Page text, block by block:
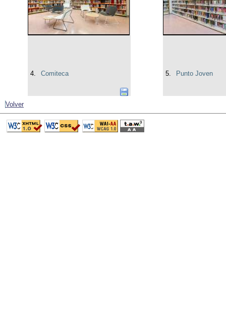
4. Comiteca 5. Punto Joven
Volver